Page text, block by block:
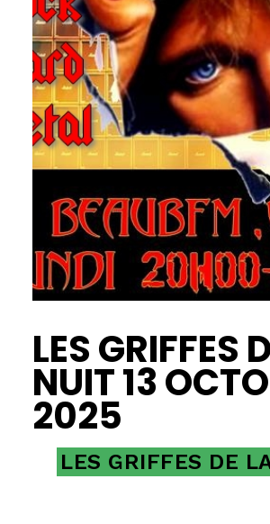
LES GRIFFES
NUIT 13
2025
LES GRIFFES DE